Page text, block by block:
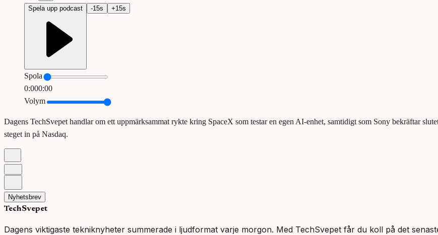
Spela upp podcast
-15s +15s
Spola
0:000:00
Volym
Dagens TechSvepet handlar om ett uppmärksammat rykte kring SpaceX som testar en egen AI-enhet, samtidigt som Sony bekräftar
steget in på Nasdaq.
Nyhetsbrev
TechSvepet
Dagens viktigaste tekniknyheter summerade i ljudformat varje morgon. Med TechSvepet får du koll på det